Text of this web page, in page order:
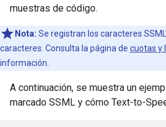
muestras de código.
Nota: Se registran los caracteres
caracteres. Consulta la página de cuotas y
información.
A continuación, se muestra un
marcado SSML y cómo Text-to-